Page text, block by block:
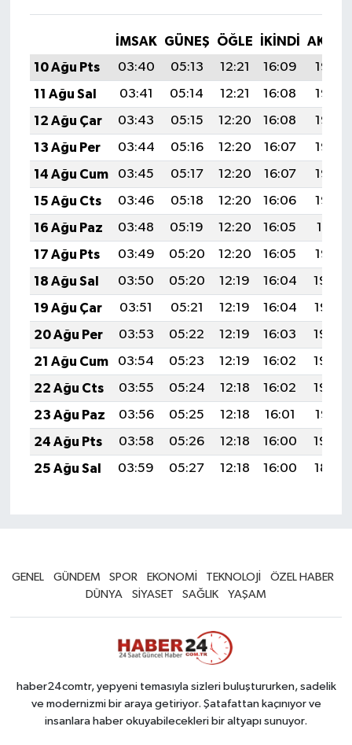
İMSAK GÜNEŞ ÖĞLE İKINDI
10 Ağu Pts
03:40 05:13 12:21 16:09
19:18
11 Ağu Sal
03:41 05:14 12:21 16:08
19:17
12 Ağu Çar
03:43 05:15 12:20 16:08
19:16
13 Ağu Per
03:44 05:16 12:20 16:07
19:15
14 Ağu Cum
03:45 05:17 12:20 16:07
19:13
15 Ağu Cts
03:46 05:18 12:20 16:06
19:12
16 Ağu Paz
03:48 05:19 12:20 16:05
19:11
17 Ağu Pts
03:49 05:20 12:20 16:05
19:10
18 Ağu Sal
03:50 05:20 12:19 16:04
19:08
19 Ağu Çar
03:51 05:21 12:19 16:04
19:07
20 Ağu Per
03:53 05:22 12:19 16:03
19:06
21 Ağu Cum
03:54 05:23 12:19 16:02
19:04
22 Ağu Cts
03:55 05:24 12:18 16:02
19:03
23 Ağu Paz
03:56 05:25 12:18 16:01
19:01
24 Ağu Pts
03:58 05:26 12:18 16:00
19:00
25 Ağu Sal
03:59 05:27 12:18 16:00 18:59
GENEL GÜNDEM SPOR EKONOMİ TEKNOLOJİ
ÖZEL HABER
DÜNYA
SİYASET SAĞLIK YAŞAM
haber24comtr, yepyeni temasıyla sizleri buluştururken, sadelik
ve modernizmi bir araya getiriyor. Şatafattan kaçınıyor ve
insanlara haber okuyabilecekleri bir altyapı sunuyor.